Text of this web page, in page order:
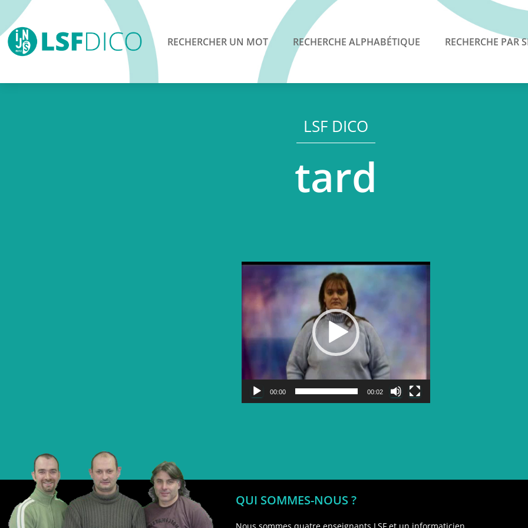
RECHERCHER UN MOT RECHERCHE ALPHABÉTIQUE RECHERCHE PAR
LSF DICO
tard
Lecteur
vidéo
00:00 00:02
QUI SOMMES-NOUS ?